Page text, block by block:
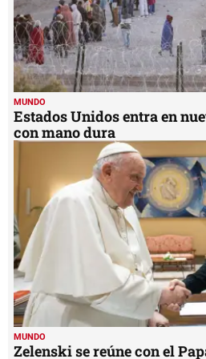
MUNDO
Estados Unidos entra en
con mano dura
MUNDO
Zelenski se reúne con el